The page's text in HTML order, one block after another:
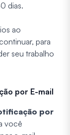
dias.
ao
para
seu trabalho
por E-mail
por
você